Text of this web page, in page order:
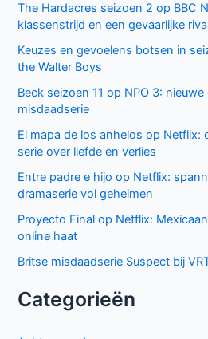
The Hardacres seizoen 2 op BBC
klassenstrijd en een gevaarlijke
Keuzes en gevoelens botsen in
the Walter Boys
Beck seizoen 11 op NPO 3:
misdaadserie
El mapa de los anhelos op Netflix:
serie over liefde en verlies
Entre padre e hijo op Netflix:
dramaserie vol geheimen
Proyecto Final op Netflix:
online haat
Britse misdaadserie Suspect bij
Categorieën